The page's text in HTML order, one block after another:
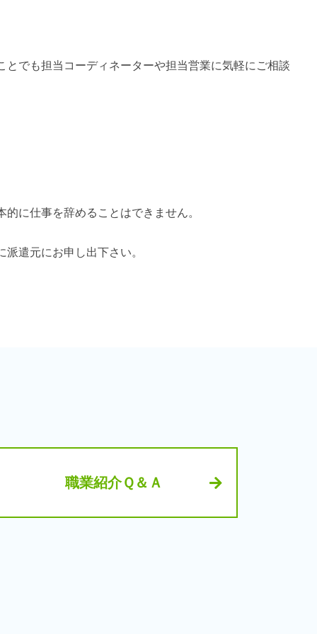
でも担当コーディネーターや担当営業に気軽にご相談
に仕事を辞めることはできません。
遣元にお申し出下さい。
職業紹介Ｑ＆Ａ